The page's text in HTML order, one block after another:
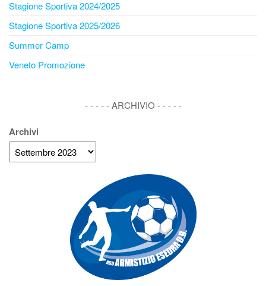
Stagione Sportiva 2024/2025
Stagione Sportiva 2025/2026
Summer Camp
Veneto Promozione
- - - - - ARCHIVIO - - - - -
Archivi